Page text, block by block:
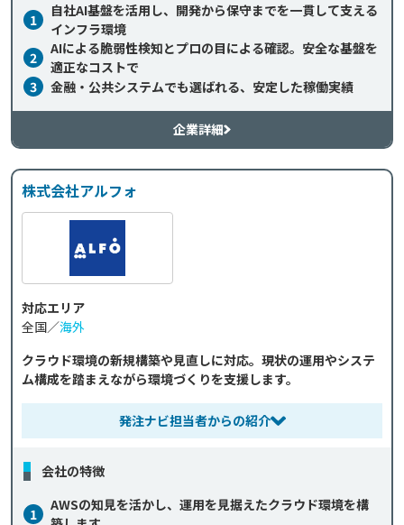
1
自社AI基盤を活用し、開発から保守までを一貫して支える
インフラ環境
2
AIによる脆弱性検知とプロの目による確認。安全な基盤を
適正なコストで
3
金融・公共システムでも選ばれる、安定した稼働実績
企業詳細
株式会社アルフォ
対応エリア
全国／海外
クラウド環境の新規構築や見直しに対応。現状の運用やシステ
ム構成を踏まえながら環境づくりを支援します。
発注ナビ担当者からの紹介
会社の特徴
1
AWSの知見を活かし、運用を見据えたクラウド環境を構